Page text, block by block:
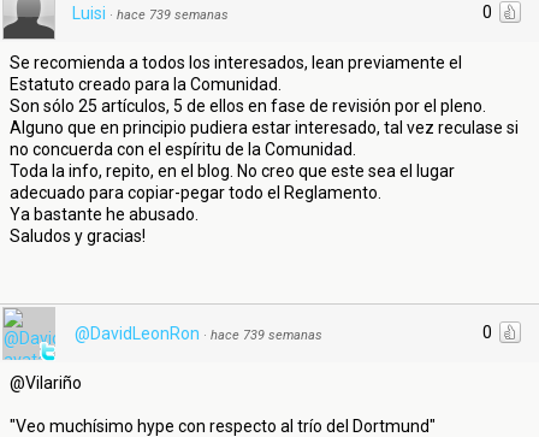
0
Luisi · hace 739 semanas
Se recomienda a todos los interesados, lean previamente el
Estatuto creado para la Comunidad.
Son sólo 25 artículos, 5 de ellos en fase de revisión por el pleno.
Alguno que en principio pudiera estar interesado, tal vez reculase si
no concuerda con el espíritu de la Comunidad.
Toda la info, repito, en el blog. No creo que este sea el lugar
adecuado para copiar-pegar todo el Reglamento.
Ya bastante he abusado.
Saludos y gracias!
0
@DavidLeonRon · hace 739 semanas
@Vilariño
"Veo muchísimo hype con respecto al trío del Dortmund"